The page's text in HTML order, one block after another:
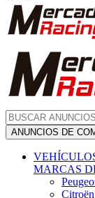
ANUNCIOS DE
MARCAS
Citroën